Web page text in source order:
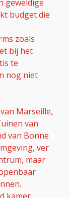
geweldige
budget die
zoals
bij het
te
nog niet
Marseille,
van
van Bonne
ver
maar